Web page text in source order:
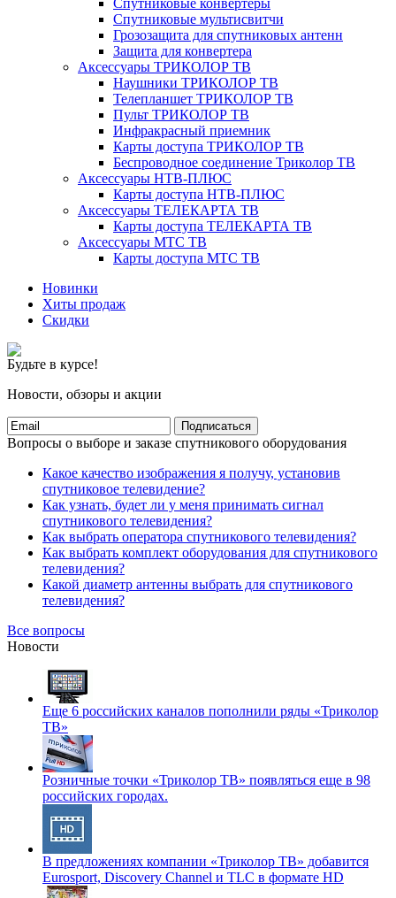
Спутниковые конвертеры
Спутниковые мультисвитчи
Грозозащита для спутниковых антенн
Защита для конвертера
Аксессуары ТРИКОЛОР ТВ
Наушники ТРИКОЛОР ТВ
Телепланшет ТРИКОЛОР ТВ
Пульт ТРИКОЛОР ТВ
Инфракрасный приемник
Карты доступа ТРИКОЛОР ТВ
Беспроводное соединение Триколор ТВ
Аксессуары НТВ-ПЛЮС
Карты доступа НТВ-ПЛЮС
Аксессуары ТЕЛЕКАРТА ТВ
Карты доступа ТЕЛЕКАРТА ТВ
Аксессуары МТС ТВ
Карты доступа МТС ТВ
Новинки
Хиты продаж
Скидки
Будьте в курсе!
Новости, обзоры и акции
Подписаться
Вопросы о выборе и заказе спутникового оборудования
Какое качество изображения я получу, установив
спутниковое телевидение?
Как узнать, будет ли у меня принимать сигнал
спутникового телевидения?
Как выбрать оператора спутникового телевидения?
Как выбрать комплект оборудования для спутникового
телевидения?
Какой диаметр антенны выбрать для спутникового
телевидения?
Все вопросы
Новости
Еще 6 российских каналов пополнили ряды «Триколор
ТВ»
Розничные точки «Триколор ТВ» появляться еще в 98
российских городах.
В предложениях компании «Триколор ТВ» добавится
Eurosport, Discovery Channel и TLC в формате HD